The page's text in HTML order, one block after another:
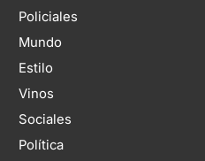
Policiales
Mundo
Estilo
Vinos
Sociales
Política